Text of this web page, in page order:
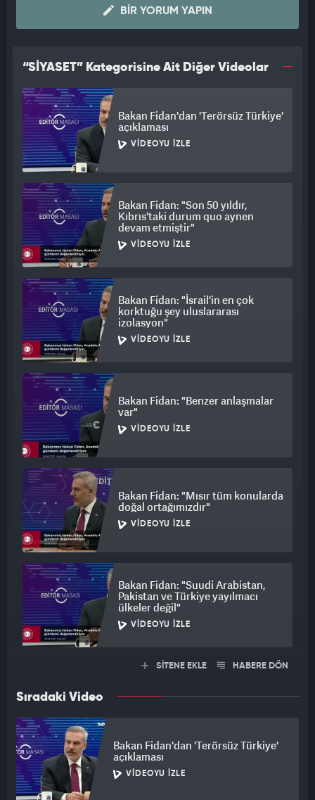
BIR YORUM YAPIN
“SİYASET” Kategorisine Ait Diğer Videolar
Bakan Fidan'dan 'Terörsüz Türkiye'
açıklaması
VIDEOYU İZLE
Bakan Fidan: "Son 50 yıldır,
Kıbrıs'taki durum quo aynen
devam etmiştir"
VIDEOYU İZLE
Bakan Fidan: "İsrail'in en çok
korktuğu şey uluslararası
izolasyon"
VIDEOYU İZLE
Bakan Fidan: "Benzer anlaşmalar
var"
VIDEOYU İZLE
Bakan Fidan: "Mısır tüm konularda
doğal ortağımızdır"
VIDEOYU İZLE
Bakan Fidan: "Suudi Arabistan,
Pakistan ve Türkiye yayılmacı
ülkeler değil"
VIDEOYU İZLE
SİTENE EKLE HABERE DÖN
Sıradaki Video
Bakan Fidan'dan 'Terörsüz Türkiye'
açıklaması
VIDEOYU İZLE